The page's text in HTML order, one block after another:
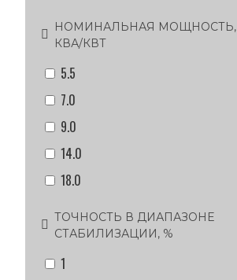
ТОЧНОСТЬ В ДИАПАЗОНЕ
СТАБИЛИЗАЦИИ, %
1
НОМИНАЛЬНАЯ МОЩНОСТЬ,
КВА/КВТ
5.5
7.0
9.0
14.0
18.0